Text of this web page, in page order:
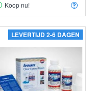
Koop nu!
LEVERTIJD 2-6 DAGEN